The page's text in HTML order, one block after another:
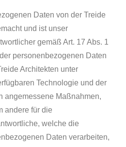
Daten von der Treide
und ist unser
gemäß Art. 17 Abs. 1
personenbezogenen Daten
Architekten unter
Technologie und der
angemessene Maßnahmen,
andere für die
welche die
Daten verarbeiten,